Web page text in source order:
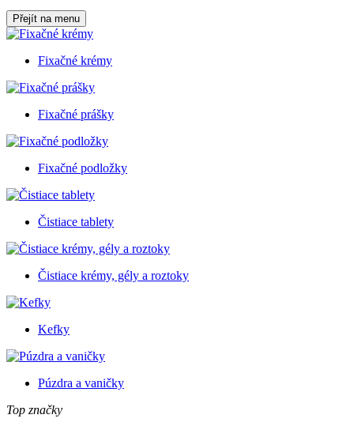
Přejít na menu
Fixačné krémy
Fixačné prášky
Fixačné podložky
Čistiace tablety
Čistiace krémy, gély a roztoky
Kefky
Púzdra a vaničky
Top značky